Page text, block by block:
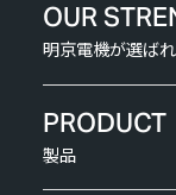
OUR
明京電機が選ば
PRODUCT
製品